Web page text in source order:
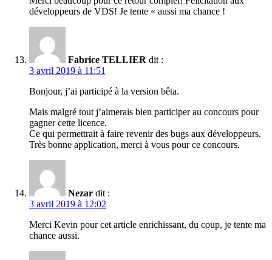
développeurs de VDS! Je tente « aussi ma chance !
Fabrice TELLIER dit :
3 avril 2019 à 11:51
Bonjour, j’ai participé à la version bêta.
Mais malgré tout j’aimerais bien participer au concours pour
gagner cette licence.
Ce qui permettrait à faire revenir des bugs aux développeurs.
Très bonne application, merci à vous pour ce concours.
Nezar dit :
3 avril 2019 à 12:02
Merci Kevin pour cet article enrichissant, du coup, je tente ma
chance aussi.